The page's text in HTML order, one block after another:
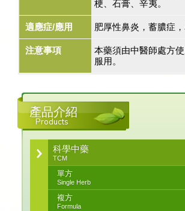
梗、石膏、辛夷。
適應症/應用 肥厚性鼻炎，蓄膿症，
注意事項
本藥須由中醫師處方
服用。
產品介紹
Products
科學中藥
TCM
單方
Single Herb
複方
Formula